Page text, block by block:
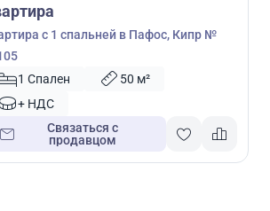
с 1 спальней в Пафос, Кипр №
1 Спален
50 м²
+ НДС
Связаться с
продавцом